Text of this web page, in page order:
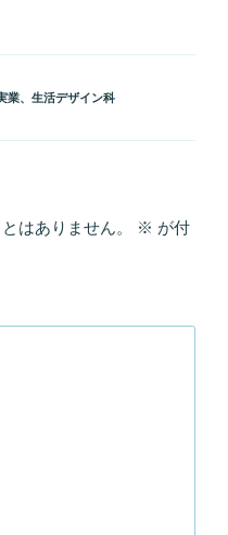
業、 生活デザイン科
はありません。 ※ が付